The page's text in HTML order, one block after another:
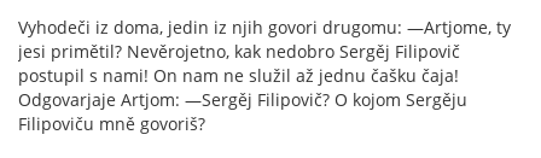
Vyhodeči iz doma, jedin iz njih govori drugomu: —Artjome, ty
jesi primětil? Nevěrojetno, kak nedobro Sergěj Filipovič
postupil s nami! On nam ne služil až jednu čašku čaja!
Odgovarjaje Artjom: —Sergěj Filipovič? O kojom Sergěju
Filipoviču mně govoriš?